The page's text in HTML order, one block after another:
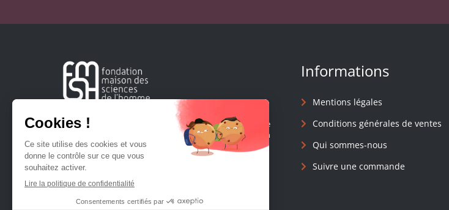
Créée en 1963, la Fondation Maison Sciences de l'Homme
soutient la recherche et la diffusion des connaissances en
sciences humaines et sociales.
Informations
Mentions légales
Conditions générales de ventes
Qui sommes-nous
Suivre une commande